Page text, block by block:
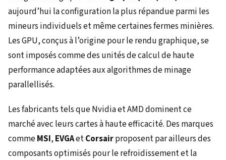
aujourd’hui la configuration la plus répandue parmi les
mineurs individuels et même certaines fermes minières.
Les GPU, conçus à l’origine pour le rendu graphique, se
sont imposés comme des unités de calcul de haute
performance adaptées aux algorithmes de minage
parallellisés.
Les fabricants tels que Nvidia et AMD dominent ce
marché avec leurs cartes à haute efficacité. Des marques
commeMSI, EVGAetCorsairproposent par ailleurs des
composants optimisés pour le refroidissement et la